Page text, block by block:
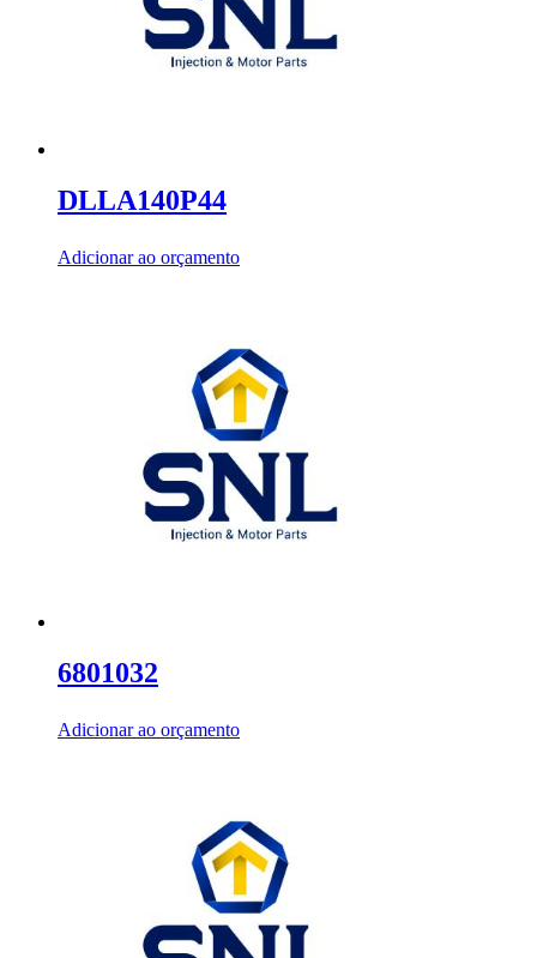
DLLA140P44
Adicionar ao orçamento
6801032
Adicionar ao orçamento